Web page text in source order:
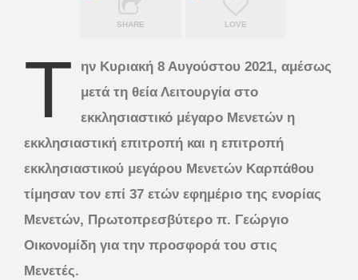
SHARE LOVE
Τ
ην Κυριακή 8 Αυγούστου 2021, αμέσως
μετά τη θεία Λειτουργία στο
εκκλησιαστικό μέγαρο Μενετών η
εκκλησιαστική επιτροπή και η επιτροπή
εκκλησιαστικού μεγάρου Μενετών Καρπάθου
τίμησαν τον επί 37 ετών εφημέριο της ενορίας
Μενετών, Πρωτοπρεσβύτερο π. Γεώργιο
Οικονομίδη για την προσφορά του στις
Mενετές.